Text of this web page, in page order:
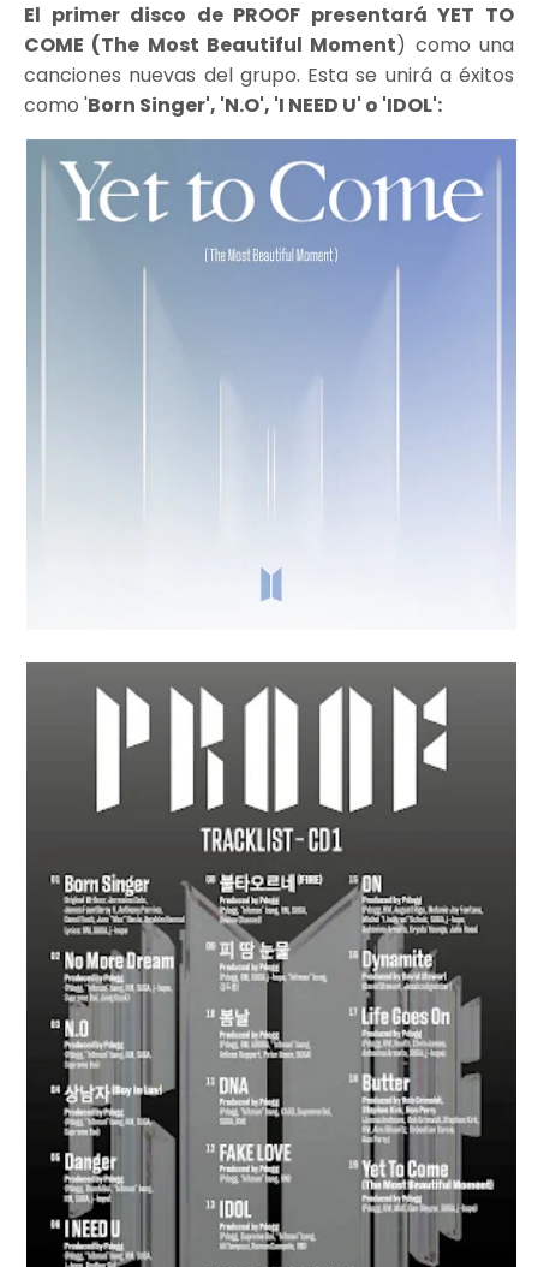
El primer disco de PROOF presentará YET TO
COME (The Most Beautiful Moment) como una
canciones nuevas del grupo. Esta se unirá a éxitos
como 'Born Singer', 'N.O', 'I NEED U' o 'IDOL':